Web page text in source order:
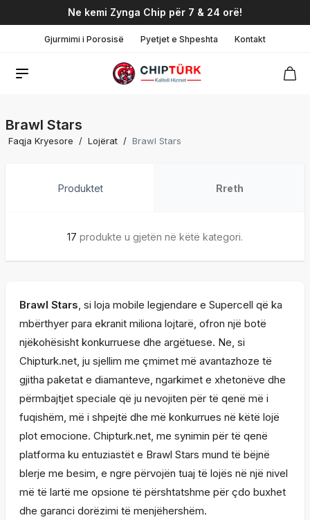
Ne kemi Zynga Chip për 7 & 24 orë!
Gjurmimi i Porosisë Pyetjet e Shpeshta Kontakt
Brawl Stars
Faqja Kryesore / Lojërat / Brawl Stars
Produktet Rreth
17 produkte u gjetën në këtë kategori.
Brawl Stars, si loja mobile legjendare e Supercell që ka
mbërthyer para ekranit miliona lojtarë, ofron një botë
njëkohësisht konkurruese dhe argëtuese. Ne, si
Chipturk.net, ju sjellim me çmimet më avantazhoze të
gjitha paketat e diamanteve, ngarkimet e xhetonëve dhe
përmbajtjet speciale që ju nevojiten për të qenë më i
fuqishëm, më i shpejtë dhe më konkurrues në këtë lojë
plot emocione. Chipturk.net, me synimin për të qenë
platforma ku entuziastët e Brawl Stars mund të bëjnë
blerje me besim, e ngre përvojën tuaj të lojës në një nivel
më të lartë me opsione të përshtatshme për çdo buxhet
dhe garanci dorëzimi të menjëhershëm.